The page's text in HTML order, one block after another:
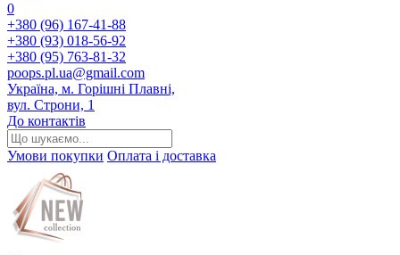
0
+380 (96) 167-41-88
+380 (93) 018-56-92
+380 (95) 763-81-32
poops.pl.ua@gmail.com
Україна, м. Горішні Плавні,
вул. Строни, 1
До контактів
Умови покупки Оплата і доставка